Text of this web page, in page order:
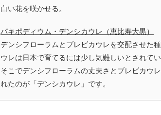
白い花を咲かせる。
パキポディウム・デンシカウレ（恵比寿大黒）
デンシフローラムとブレビカウレを交配させた
ウレは日本で育てるには少し気難しいとされてい
そこでデンシフローラムの丈夫さとブレビカウ
れたのが「デンシカウレ」です。